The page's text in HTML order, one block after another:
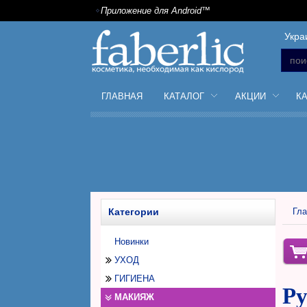
Приложение для Android™
ГЛАВНАЯ КАТАЛОГ АКЦИИ
Категории
Новинки
УХОД
Уход за лицом
Дневной крем
Уход за телом
ГИГИЕНА
Дезодоранты антиперспиранты
МАКИЯЖ